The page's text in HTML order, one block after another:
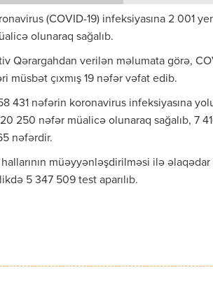
(COVID-19) infeksiyasına 2 001
olunaraq sağalıb.
Qərargahdan verilən məlumata görə,
müsbət çıxmış 19 nəfər vəfat edib.
431 nəfərin koronavirus infeksiyasına
250 nəfər müalicə olunaraq sağalıb, 7
nəfərdir.
müəyyənləşdirilməsi ilə əlaqədar
5 347 509 test aparılıb.